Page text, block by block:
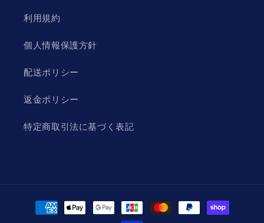
利用規約
個人情報保護方針
配送ポリシー
返金ポリシー
特定商取引法に基づく表記